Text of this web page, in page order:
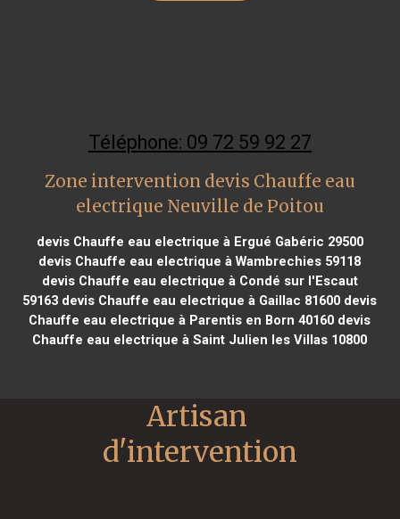
Téléphone: 09 72 59 92 27
Zone intervention devis Chauffe eau
electrique Neuville de Poitou
devis Chauffe eau electrique à Ergué Gabéric 29500
devis Chauffe eau electrique à Wambrechies 59118
devis Chauffe eau electrique à Condé sur l'Escaut
59163 devis Chauffe eau electrique à Gaillac 81600 devis
Chauffe eau electrique à Parentis en Born 40160 devis
Chauffe eau electrique à Saint Julien les Villas 10800
Artisan
d'intervention